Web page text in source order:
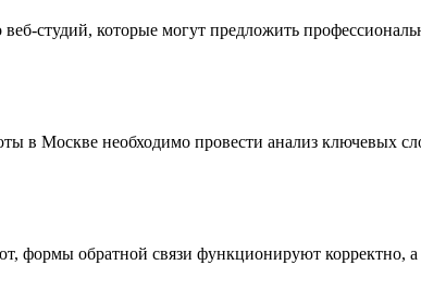
студий, которые могут предложить
в Москве необходимо провести анализ ключевых
формы обратной связи функционируют корректно,